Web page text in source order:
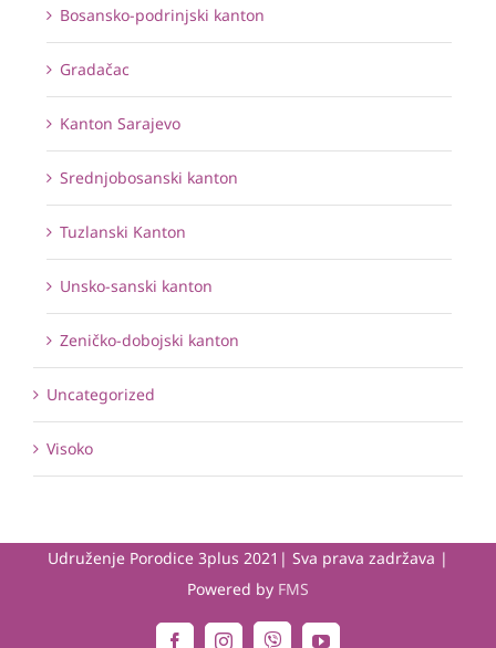
Bosansko-podrinjski kanton
Gradačac
Kanton Sarajevo
Srednjobosanski kanton
Tuzlanski Kanton
Unsko-sanski kanton
Zeničko-dobojski kanton
Uncategorized
Visoko
Udruženje Porodice 3plus 2021| Sva prava zadržava |
Powered by FMS